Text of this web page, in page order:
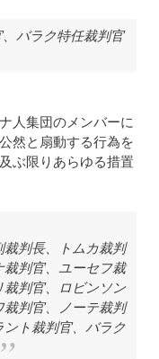
バラク特任裁判官
人集団のメンバーに
然と扇動する行為を
ぶ限りあらゆる措置
裁判長、トムカ裁判
判官、ユーセフ裁
判官、ロビンソン
判官、ノーテ裁判
ト裁判官、バラク